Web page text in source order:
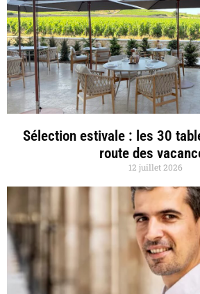
Sélection estivale : les 30
route des
12 juillet 2026